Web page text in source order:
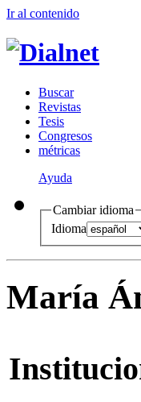
Ir al contenido
Buscar
Revistas
Tesis
Congresos
métricas
Ayuda
Cambiar idioma
Idioma
María